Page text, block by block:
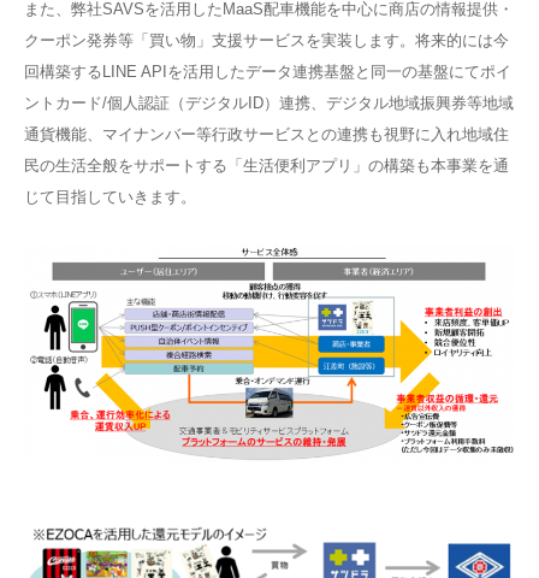
また、弊社SAVSを活用したMaaS配車機能を中心に商店の情報提供・
クーポン発券等「買い物」支援サービスを実装します。将来的には今
回構築するLINE APIを活用したデータ連携基盤と同一の基盤にてポイ
ントカード/個人認証（デジタルID）連携、デジタル地域振興券等地域
通貨機能、マイナンバー等行政サービスとの連携も視野に入れ地域住
民の生活全般をサポートする「生活便利アプリ」の構築も本事業を通
じて目指していきます。